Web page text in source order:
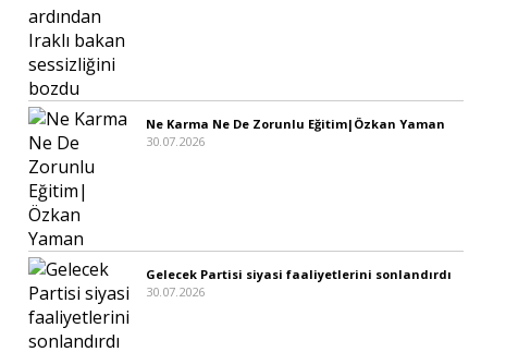
Ne Karma Ne De Zorunlu Eğitim|Özkan Yaman
30.07.2026
Gelecek Partisi siyasi faaliyetlerini sonlandırdı
30.07.2026